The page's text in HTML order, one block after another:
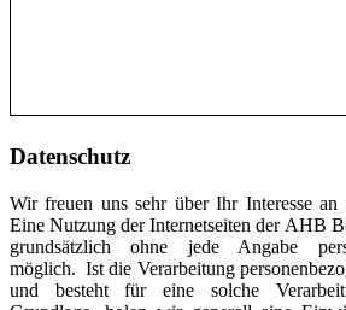
Datenschutz
Wir freuen uns sehr über Ihr Interesse an
Eine Nutzung der Internetseiten der AHB
grundsätzlich ohne jede Angabe
möglich. Ist die Verarbeitung
und besteht für eine solche